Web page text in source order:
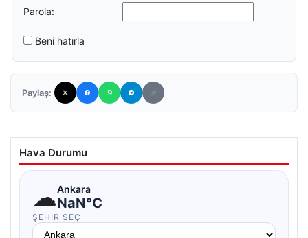
Parola:
Beni hatırla
Paylaş:
Hava Durumu
☁Ankara
NaN°C
ŞEHIR SEÇ